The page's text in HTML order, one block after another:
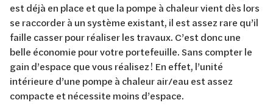
est déjà en place et que la pompe à chaleur vient dès lors
se raccorder à un système existant, il est assez rare qu’il
faille casser pour réaliser les travaux. C’est donc une
belle économie pour votre portefeuille. Sans compter le
gain d’espace que vous réalisez ! En effet, l’unité
intérieure d’une pompe à chaleur air/eau est assez
compacte et nécessite moins d’espace.